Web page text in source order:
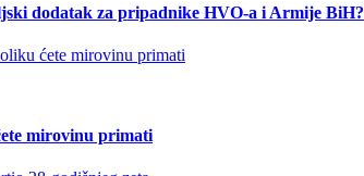
dodatak za pripadnike HVO-a i Armije BiH?
mirovinu primati